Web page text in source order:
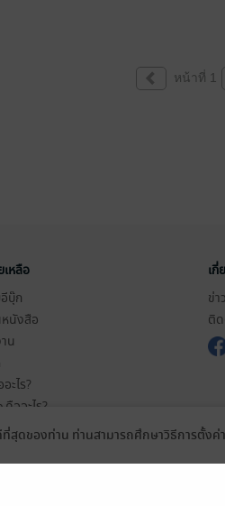
หน้าที่ 1
เหลือ
บุ๊ก
นังสือ
น
ะไร?
ออะไร?
ารใช้บริการ
เกี่
ข่า
ติด
สุดของท่าน ท่านสามารถศึกษาวิธีการตั้ง